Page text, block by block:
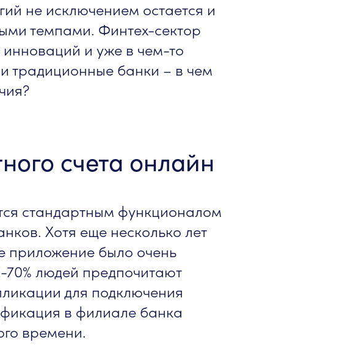
не исключением остается и
темпами. Финтех-сектор
инноваций и уже в чем-то
традиционные банки – в чем
счета онлайн
стандартным функционалом
Хотя еще несколько лет
приложение было очень
70% людей предпочитают
для подключения
в филиале банка
времени.